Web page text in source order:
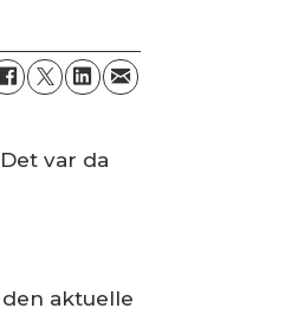
var da
aktuelle